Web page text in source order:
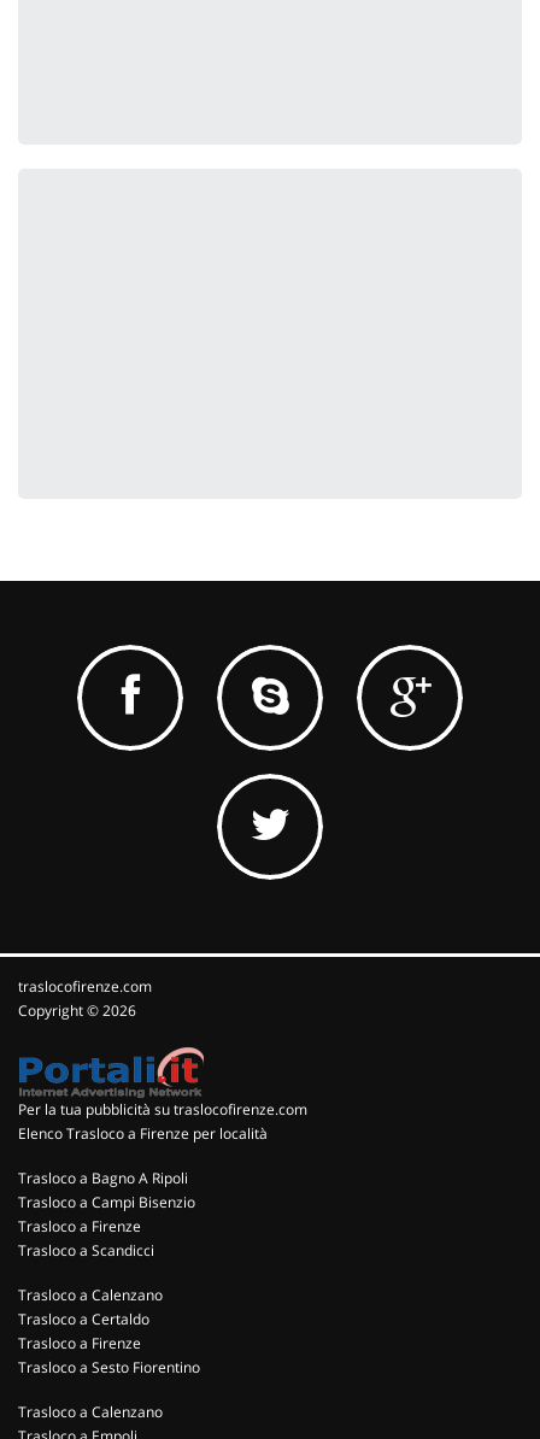
traslocofirenze.com
Copyright © 2026
Per la tua pubblicità su traslocofirenze.com
Elenco Trasloco a Firenze per località
Trasloco a Bagno A Ripoli
Trasloco a Campi Bisenzio
Trasloco a Firenze
Trasloco a Scandicci
Trasloco a Calenzano
Trasloco a Certaldo
Trasloco a Firenze
Trasloco a Sesto Fiorentino
Trasloco a Calenzano